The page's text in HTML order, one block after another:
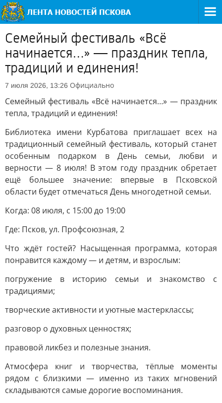
Семейный фестиваль «Всё
начинается…» — праздник тепла,
традиций и единения!
7 июля 2026, 13:26 Официально
Семейный фестиваль «Всё начинается…» — праздник
тепла, традиций и единения!
Библиотека имени Курбатова приглашает всех на
традиционный семейный фестиваль, который станет
особенным подарком в День семьи, любви и
верности — 8 июля! В этом году праздник обретает
ещё большее значение: впервые в Псковской
области будет отмечаться День многодетной семьи.
Когда: 08 июля, с 15:00 до 19:00
Где: Псков, ул. Профсоюзная, 2
Что ждёт гостей? Насыщенная программа, которая
понравится каждому — и детям, и взрослым:
погружение в историю семьи и знакомство с
традициями;
творческие активности и уютные мастерклассы;
разговор о духовных ценностях;
правовой ликбез и полезные знания.
Атмосфера книг и творчества, тёплые моменты
рядом с близкими — именно из таких мгновений
складываются самые дорогие воспоминания.